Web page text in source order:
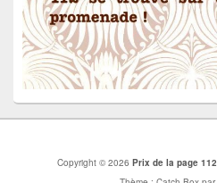
Copyright © 2026 Prix de la page 112